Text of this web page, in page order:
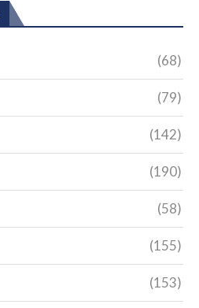
(68)
(79)
(142)
(190)
(58)
(155)
(153)